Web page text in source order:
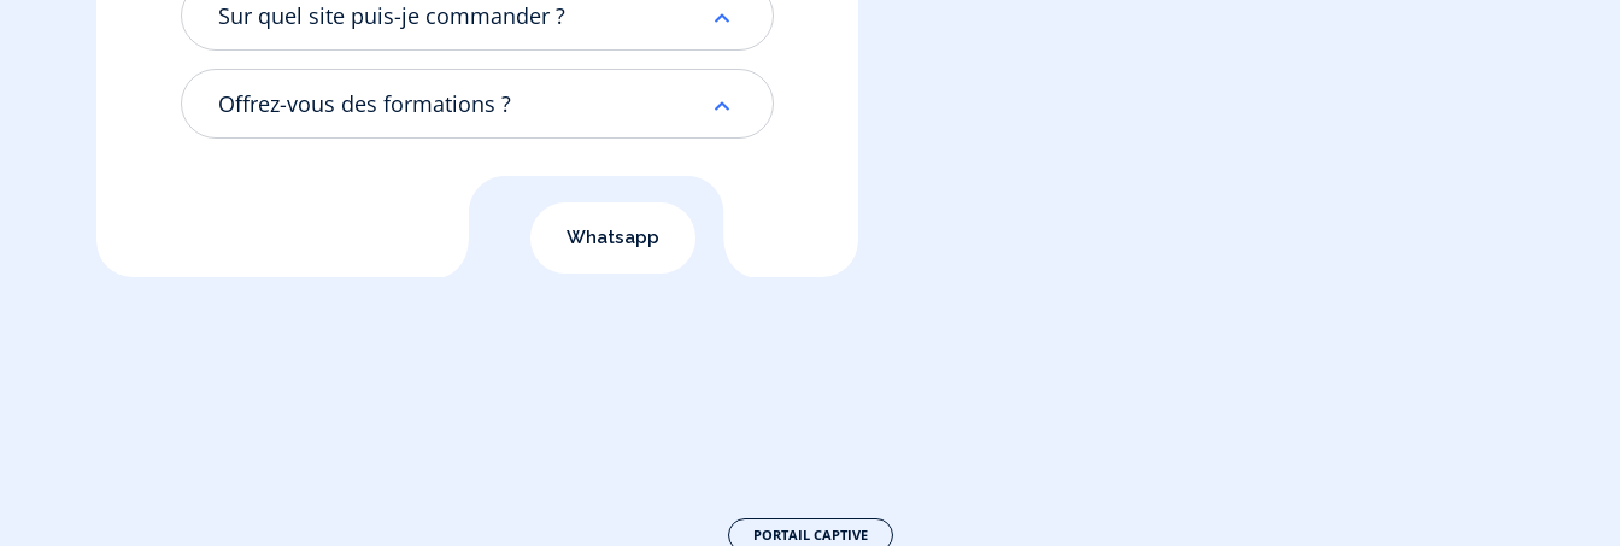
Sur quel site puis-je commander ?
Offrez-vous des formations ?
Whatsapp
PORTAIL CAPTIVE